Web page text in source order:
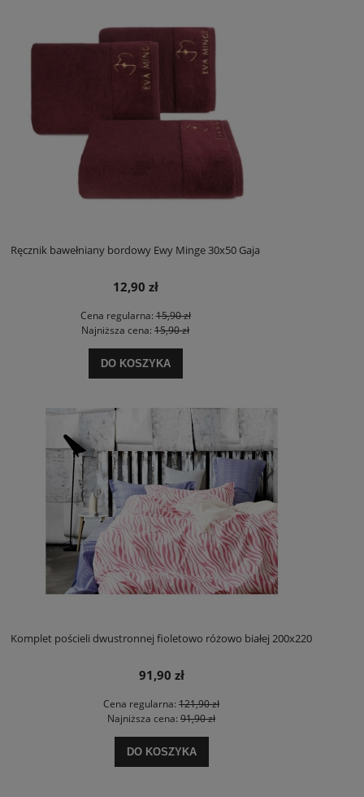
Ręcznik bawełniany bordowy Ewy Minge 30x50 Gaja
12,90 zł
Cena regularna:15,90 zł
Najniższa cena: 15,90 zł
DO KOSZYKA
Komplet pościeli dwustronnej fioletowo różowo białej 200x220
91,90 zł
Cena regularna: 121,90 zł
Najniższa cena: 91,90 zł
DO KOSZYKA